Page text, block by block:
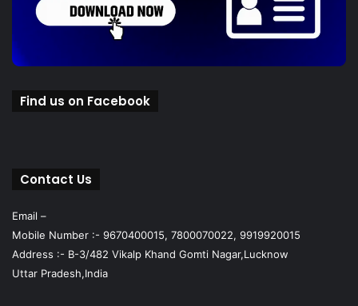
Find us on Facebook
Contact Us
Email –
Mobile Number :- 9670400015, 7800070022, 9919920015
Address :- B-3/482 Vikalp Khand Gomti Nagar,Lucknow
Uttar Pradesh,India